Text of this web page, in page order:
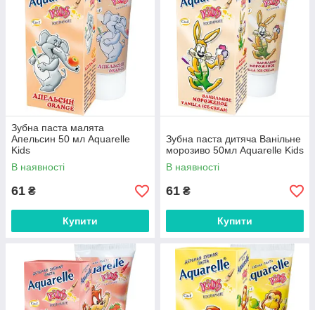
Зубна паста малята
Апельсин 50 мл Aquarelle
Kids
В наявності
61 ₴
Купити
Зубна паста дитяча Ванільне
морозиво 50мл Aquarelle Kids
В наявності
61 ₴
Купити